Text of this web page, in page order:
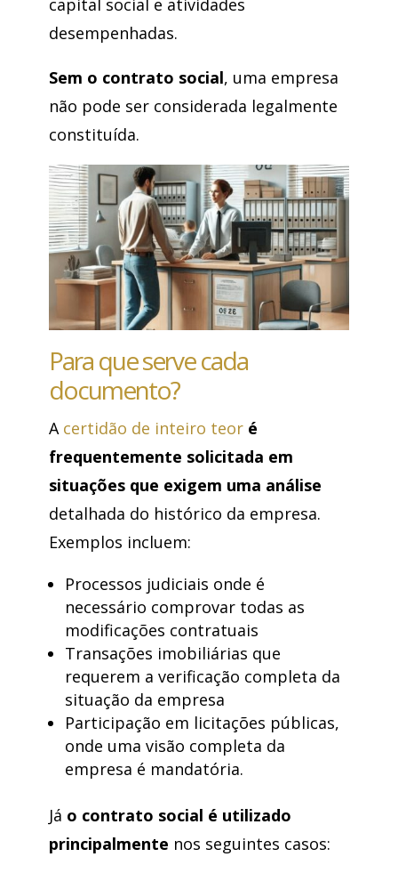
capital social e atividades
desempenhadas.
Sem o contrato social, uma empresa
não pode ser considerada legalmente
constituída.
Para que serve cada
documento?
A certidão de inteiro teor é
frequentemente solicitada em
situações que exigem uma análise
detalhada do histórico da empresa.
Exemplos incluem:
Processos judiciais onde é
necessário comprovar todas as
modificações contratuais
Transações imobiliárias que
requerem a verificação completa da
situação da empresa
Participação em licitações públicas,
onde uma visão completa da
empresa é mandatória.
Já o contrato social é utilizado
principalmente nos seguintes casos: